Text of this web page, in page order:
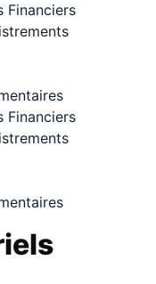
Financiers
Financiers